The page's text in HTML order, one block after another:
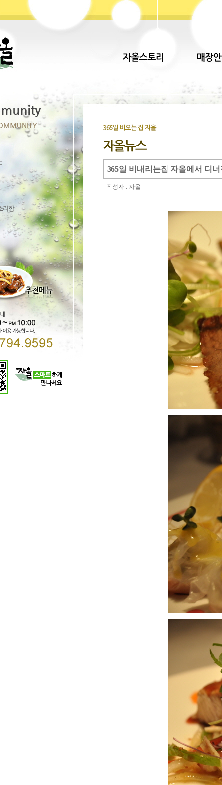
365일 비내리는집 자올에서 디
작성자 : 자올